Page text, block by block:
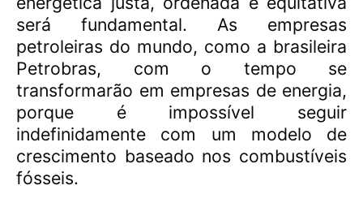
será fundamental. As empresas
petroleiras do mundo, como a brasileira
Petrobras, com o tempo se
transformarão em empresas de energia,
porque é impossível seguir
indefinidamente com um modelo de
crescimento baseado nos combustíveis
fósseis.